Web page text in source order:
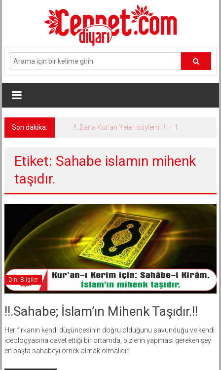
Son dakika: !!..Bana Kur’an Yeter söylemi..!! – 1
Etiket: Sahabe islamın mihenk
taşıdır.
Dini Bilgiler
!!.Sahabe; İslam’ın Mihenk Taşıdır.!!
Her fırkanın kendi düşüncesinin doğru olduğunu savunduğu ve kendi
ideologyasına davet ettiği bir ortamda, bizlerin yapması gereken şey
en başta sahabeyi örnek almak olmalıdır.